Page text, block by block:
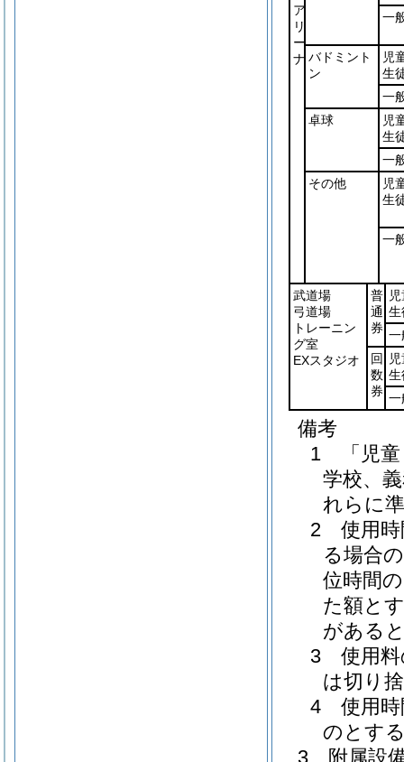
ア
リ
ー
ナ
一
バドミント
ン
児
生
一
卓球
児
生
一
その他
児
生
一
武道場
弓道場
トレーニン
グ室
EXスタジオ
普
通
券
生
一
回
数
券
生
一
備考
1 「児童
学校、
れらに
2 使用時
る場合
位時間
た額と
がある
3 使用料
は切り
4 使用時
のとす
3 附属設